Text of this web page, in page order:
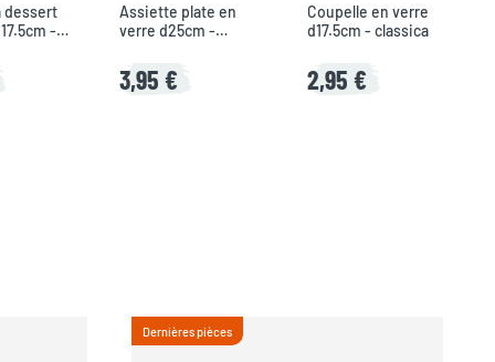
dessert
-
Assiette plate en
verre d25cm -
3,95 €
Coupelle en verre
d17.5cm - classica
2,95 €
Dernières pièces